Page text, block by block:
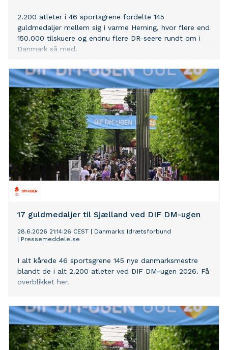
2.200 atleter i 46 sportsgrene fordelte 145
guldmedaljer mellem sig i varme Herning, hvor flere end
150.000 tilskuere og endnu flere DR-seere rundt om i
Danmark så med.
17 guldmedaljer til Sjælland ved DIF DM-ugen
28.6.2026 21:14:26 CEST
Danmarks Idrætsforbund
Pressemeddelelse
I alt kårede 46 sportsgrene 145 nye danmarksmestre
blandt de i alt 2.200 atleter ved DIF DM-ugen 2026. Få
overblikket her.